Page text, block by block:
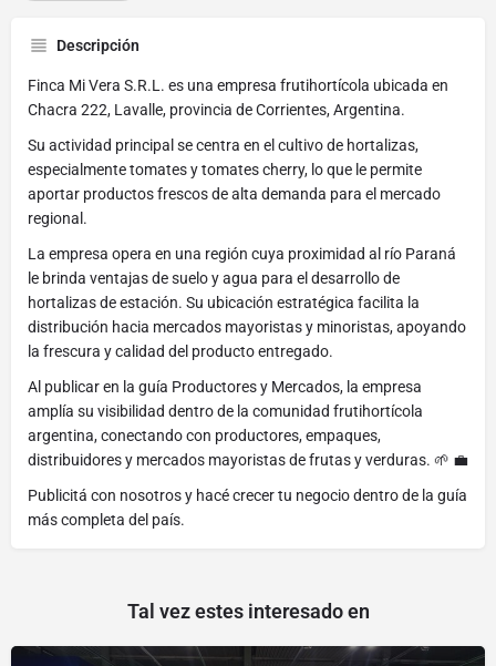
Descripción
Finca Mi Vera S.R.L. es una empresa frutihortícola ubicada en
Chacra 222, Lavalle, provincia de Corrientes, Argentina.
Su actividad principal se centra en el cultivo de hortalizas,
especialmente tomates y tomates cherry, lo que le permite
aportar productos frescos de alta demanda para el mercado
regional.
La empresa opera en una región cuya proximidad al río Paraná
le brinda ventajas de suelo y agua para el desarrollo de
hortalizas de estación. Su ubicación estratégica facilita la
distribución hacia mercados mayoristas y minoristas, apoyando
la frescura y calidad del producto entregado.
Al publicar en la guía Productores y Mercados, la empresa
amplía su visibilidad dentro de la comunidad frutihortícola
argentina, conectando con productores, empaques,
distribuidores y mercados mayoristas de frutas y verduras. 🌱 💼
Publicitá con nosotros y hacé crecer tu negocio dentro de la guía
más completa del país.
Tal vez estes interesado en